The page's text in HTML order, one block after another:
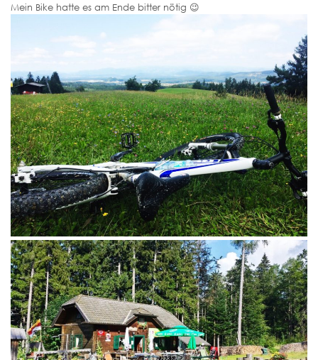
Mein Bike hatte es am Ende bitter nötig 😉